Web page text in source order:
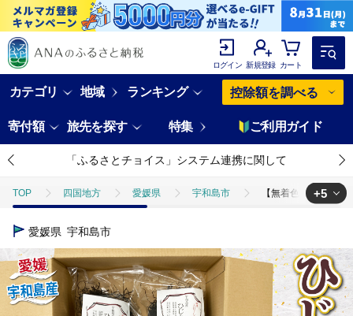
ログイン 新規登録 カート
カテゴリ 地域 ランキング 控除額を調べる
寄付額 旅先を探す 特集 ご利用ガイド
「ふるさとチョイス」システム連携に関して
TOP 四国地方 愛媛県 宇和島市 【無着色】 天然 ひ
TOP
TOP 魚介類 干物 【無着色】 天然 ひじき 400g 愛媛県漁
TOP 魚介類 干物 ほかの干物 【無着色】 天然 ひじ
加工食品 【無着色】 天然 ひじき 400g 愛媛県漁業協同組合
+5
愛媛県 宇和島市